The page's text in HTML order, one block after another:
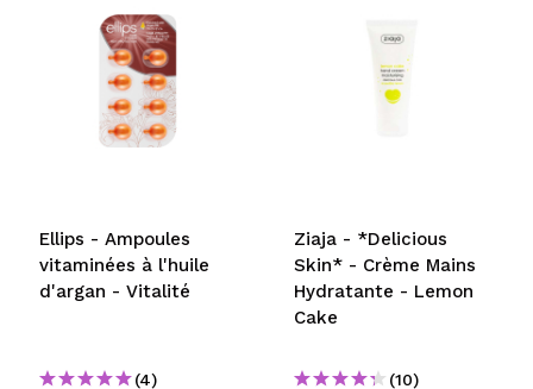
Ellips - Ampoules
vitaminées à l'huile
d'argan - Vitalité
(4)
Ziaja - *Delicious
Skin* - Crème Mains
Hydratante - Lemon
Cake
(10)